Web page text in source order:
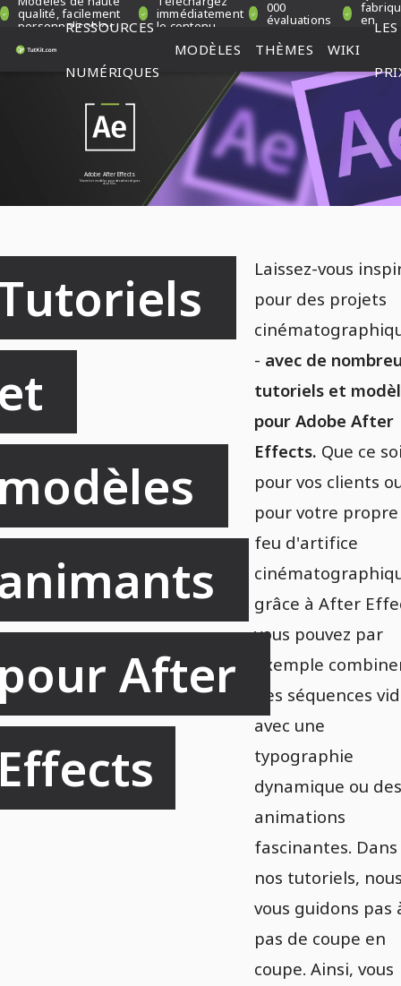
qualité, facilement
personnalisables
immédiatement
le contenu
000
évaluations en
RESSOURCES
NUMÉRIQUES
MODÈLES THÈMES WIKI
LES
Adobe After Effects
Tutoriels et modèles pour des scènes dignes
d'un film.
After
Laissez-vous
pour des projets
- avec de
tutoriels et
pour Adobe After
Effects. Que ce
pour vos clients
pour votre propre
feu d'artifice
grâce à After
vous pouvez par
exemple
des séquences
avec une
typographie
dynamique ou des
animations
fascinantes. Dans
nos tutoriels,
vous guidons pas
pas de coupe en
coupe. Ainsi, vous